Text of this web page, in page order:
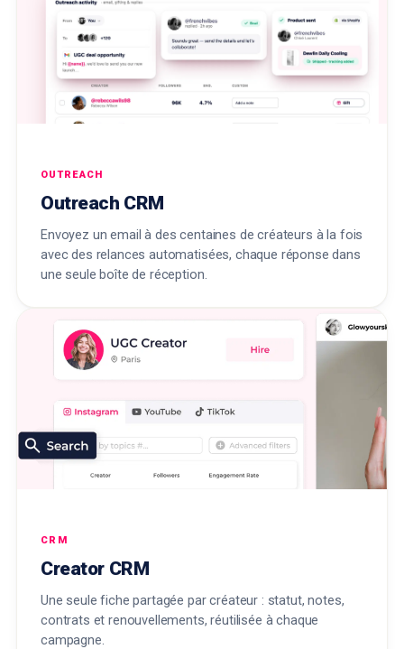
OUTREACH
Outreach CRM
Envoyez un email à des centaines de créateurs à la fois
avec des relances automatisées, chaque réponse dans
une seule boîte de réception.
CRM
Creator CRM
Une seule fiche partagée par créateur : statut, notes,
contrats et renouvellements, réutilisée à chaque
campagne.